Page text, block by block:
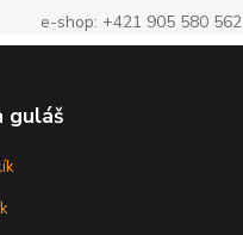
e-shop: +421 905 580 562
guláš